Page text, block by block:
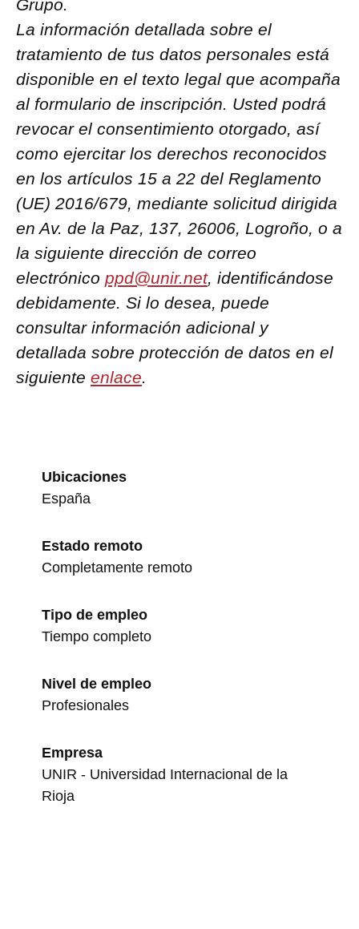
Grupo.
La información detallada sobre el
tratamiento de tus datos personales está
disponible en el texto legal que acompaña
al formulario de inscripción. Usted podrá
revocar el consentimiento otorgado, así
como ejercitar los derechos reconocidos
en los artículos 15 a 22 del Reglamento
(UE) 2016/679, mediante solicitud dirigida
en Av. de la Paz, 137, 26006, Logroño, o a
la siguiente dirección de correo
electrónico ppd@unir.net, identificándose
debidamente. Si lo desea, puede
consultar información adicional y
detallada sobre protección de datos en el
siguiente enlace.
Ubicaciones
España
Estado remoto
Completamente remoto
Tipo de empleo
Tiempo completo
Nivel de empleo
Profesionales
Empresa
UNIR - Universidad Internacional de la
Rioja